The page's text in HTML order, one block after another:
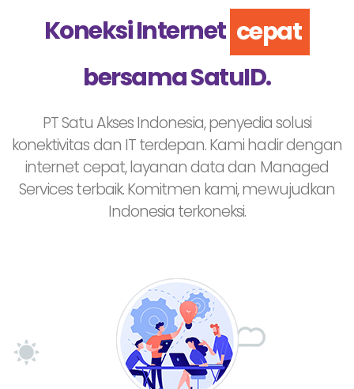
Koneksi Internet tanpa batas
cepat
bersama SatuID.
PT Satu Akses Indonesia, penyedia solusi
konektivitas dan IT terdepan. Kami hadir dengan
internet cepat, layanan data dan Managed
Services terbaik. Komitmen kami, mewujudkan
Indonesia terkoneksi.